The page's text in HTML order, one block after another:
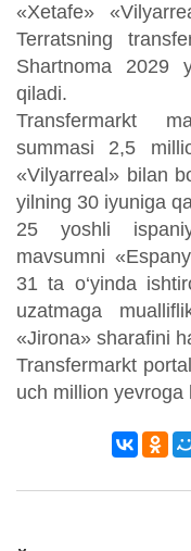
«Xetafe»
Terratsning
Shartnoma 2029
qiladi.
Transfermarkt
summasi 2,5
«Vilyarreal» bilan
yilning 30 iyuniga
25 yoshli
mavsumni
31 ta o‘yinda
uzatmaga
«Jirona» sharafini
Transfermarkt
uch million yevroga